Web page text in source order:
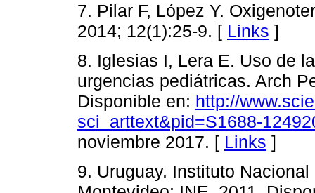
7. Pilar F, López Y.
2014; 12(1):25-9. [ Links ]
8. Iglesias I, Lera E. Uso de
urgencias pediátricas. Arch
Disponible en: http://
sci_arttext&pid=S1688-
noviembre 2017. [ Links ]
9. Uruguay. Instituto